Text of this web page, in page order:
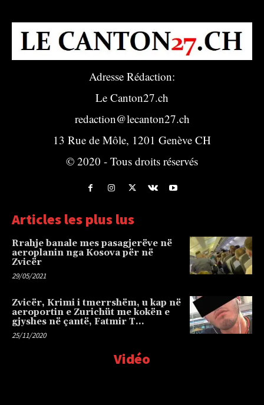
Adresse Rédaction:
Le Canton27.ch
redaction@lecanton27.ch
13 Rue de Môle, 1201 Genève CH
© 2020 - Tous droits réservés
Articles les plus lus
Rrahje banale mes pasagjerëve në
aeroplanin nga Kosova për në
Zvicër
29/05/2021
Zvicër, Krimi i tmerrshëm, u kap në
aeroportin e Zurichüt me kokën e
gjyshes në çantë, Fatmir T…
25/11/2020
Vidéo